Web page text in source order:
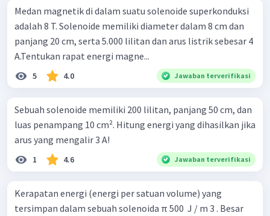
Medan magnetik di dalam suatu solenoide superkonduksi
adalah 8 T. Solenoide memiliki diameter dalam 8 cm dan
panjang 20 cm, serta 5.000 lilitan dan arus listrik sebesar 4
A.Tentukan rapat energi magne...
5 4.0 Jawaban terverifikasi
Sebuah solenoide memiliki 200 lilitan, panjang 50 cm, dan
luas penampang 10 cm². Hitung energi yang dihasilkan jika
arus yang mengalir 3 A!
1 4.6 Jawaban terverifikasi
Kerapatan energi (energi per satuan volume) yang
tersimpan dalam sebuah solenoida π 500 ​ J / m 3 . Besar